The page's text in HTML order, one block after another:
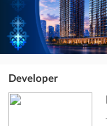
Developer